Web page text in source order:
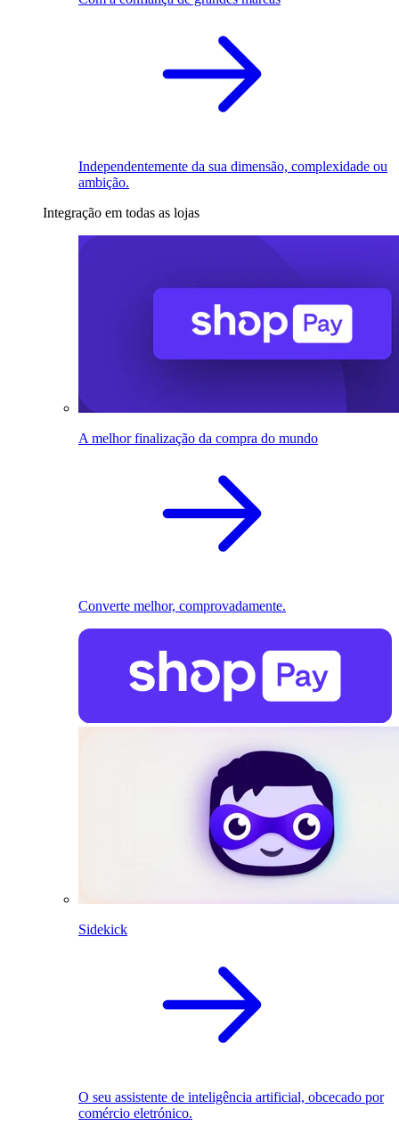
Independentemente da sua dimensão, complexidade ou
ambição.
Integração em todas as lojas
A melhor finalização da compra do mundo
Converte melhor, comprovadamente.
Sidekick
O seu assistente de inteligência artificial, obcecado por
comércio eletrónico.